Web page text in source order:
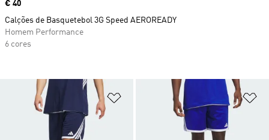
Adicionar à Lista de Desejos
Price
€ 40
Calções de Basquetebol 3G Speed AEROREADY
Homem Performance
6 cores